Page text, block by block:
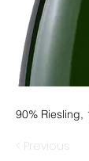
90% Riesling,
< Previous